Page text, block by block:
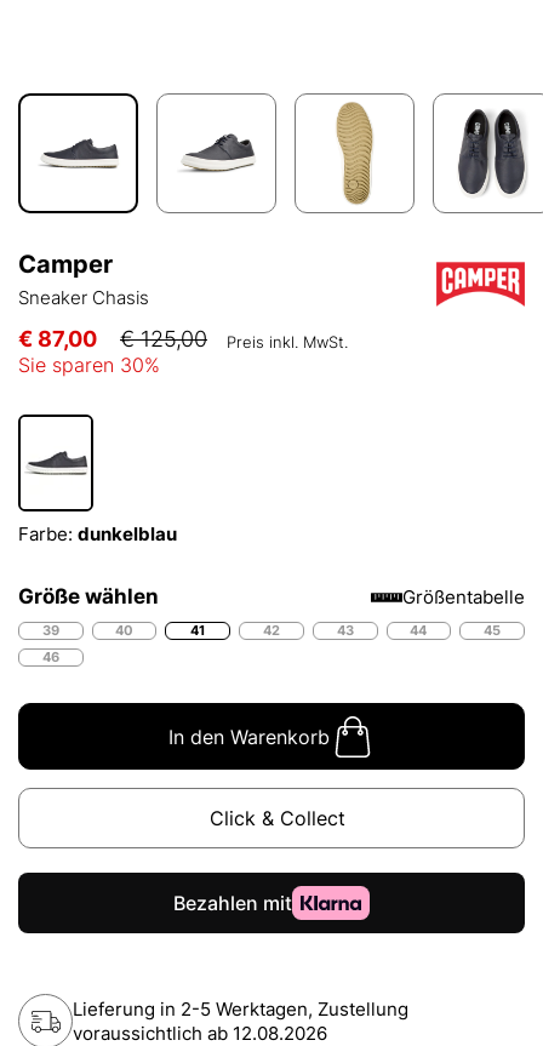
Camper
Sneaker Chasis
€ 87,00 € 125,00 Preis inkl. MwSt.
Sie sparen 30%
Farbe: dunkelblau
Größe wählen Größentabelle
39 40 41 42 43 44
45
46
In den Warenkorb
Click & Collect
Lieferung in 2-5 Werktagen, Zustellung
voraussichtlich ab 12.08.2026